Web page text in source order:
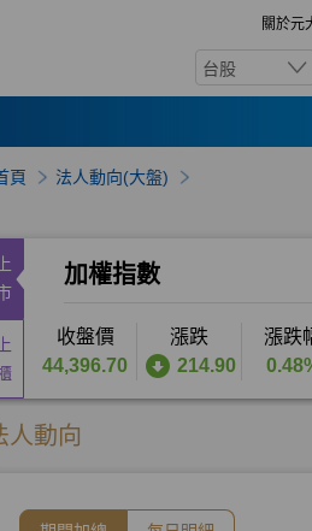
關於元
台股
頁 法人動向(大盤)